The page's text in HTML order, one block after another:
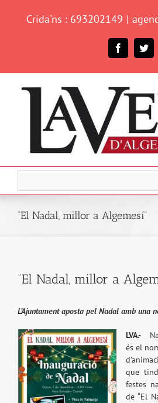
Crida'ns : 693202149 |
Facebook
“El Nadal, millor a Algemesí”
“El Nadal, millor a
L’Ajuntament aposta pel Nadal amb una
LVA.-
és el
que
festes
de “El